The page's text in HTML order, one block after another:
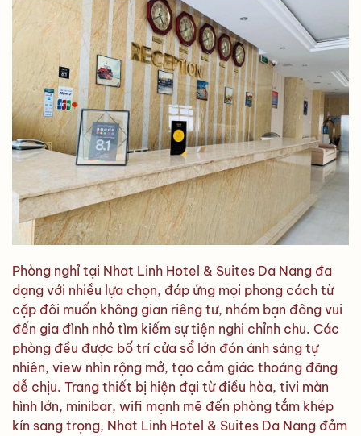
Phòng nghỉ tại Nhat Linh Hotel & Suites Da Nang đa
dạng với nhiều lựa chọn, đáp ứng mọi phong cách từ
cặp đôi muốn không gian riêng tư, nhóm bạn đông vui
đến gia đình nhỏ tìm kiếm sự tiện nghi chỉnh chu. Các
phòng đều được bố trí cửa sổ lớn đón ánh sáng tự
nhiên, view nhìn rộng mở, tạo cảm giác thoáng đãng
dễ chịu. Trang thiết bị hiện đại từ điều hòa, tivi màn
hình lớn, minibar, wifi mạnh mẽ đến phòng tắm khép
kín sang trọng, Nhat Linh Hotel & Suites Da Nang đảm